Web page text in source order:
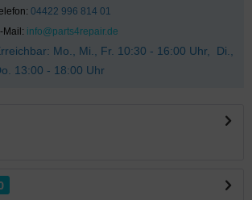
04422 996 814 01
Mail: info@parts4repair.de
Mo., Mi., Fr. 10:30 - 16:00 Uhr, Di.,
13:00 - 18:00 Uhr